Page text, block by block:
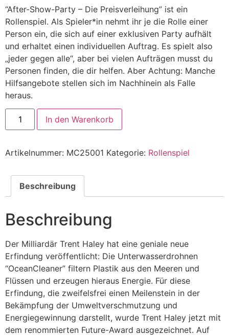
“After-Show-Party – Die Preisverleihung” ist ein
Rollenspiel. Als Spieler*in nehmt ihr je die Rolle einer
Person ein, die sich auf einer exklusiven Party aufhält
und erhaltet einen individuellen Auftrag. Es spielt also
„jeder gegen alle“, aber bei vielen Aufträgen musst du
Personen finden, die dir helfen. Aber Achtung: Manche
Hilfsangebote stellen sich im Nachhinein als Falle
heraus.
In den Warenkorb
Artikelnummer: MC25001 Kategorie: Rollenspiel
Beschreibung
Beschreibung
Der Milliardär Trent Haley hat eine geniale neue
Erfindung veröffentlicht: Die Unterwasserdrohnen
“OceanCleaner” filtern Plastik aus den Meeren und
Flüssen und erzeugen hieraus Energie. Für diese
Erfindung, die zweifelsfrei einen Meilenstein in der
Bekämpfung der Umweltverschmutzung und
Energiegewinnung darstellt, wurde Trent Haley jetzt mit
dem renommierten Future-Award ausgezeichnet. Auf